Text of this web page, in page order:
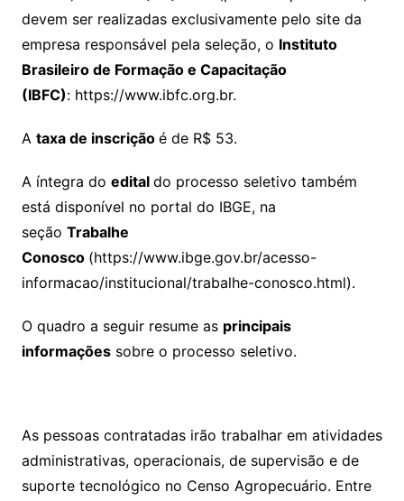
devem ser realizadas exclusivamente pelo site da
empresa responsável pela seleção, o Instituto
Brasileiro de Formação e Capacitação
(IBFC): https://www.ibfc.org.br.
A taxa de inscrição é de R$ 53.
A íntegra do edital do processo seletivo também
está disponível no portal do IBGE, na
seção Trabalhe
Conosco (https://www.ibge.gov.br/acesso-
informacao/institucional/trabalhe-conosco.html).
O quadro a seguir resume as principais
informaçõessobre o processo seletivo.
As pessoas contratadas irão trabalhar em atividades
administrativas, operacionais, de supervisão e de
suporte tecnológico no Censo Agropecuário. Entre